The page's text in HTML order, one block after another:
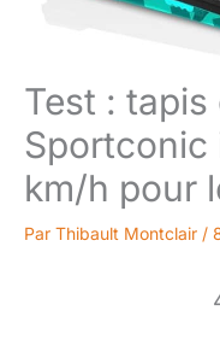
Test :
Sportconic
km/h pour
Par Thibault Montclair /